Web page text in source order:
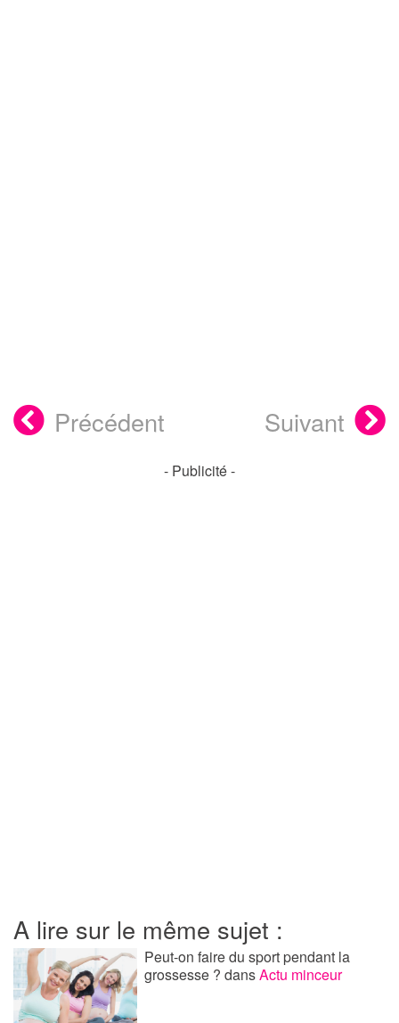
Précédent Suivant
- Publicité -
A lire sur le même sujet :
Peut-on faire du sport pendant la
grossesse ?dansActu minceur